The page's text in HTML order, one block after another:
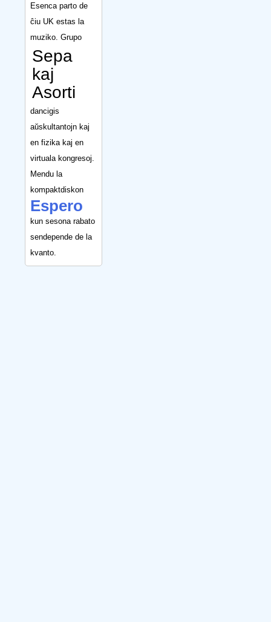
Esenca parto de
ĉiu UK estas la
muziko. Grupo
Sepa
kaj
Asorti
dancigis
aŭskultantojn kaj
en fizika kaj en
virtuala kongresoj.
Mendu la
kompaktdiskon
Espero
kun sesona rabato
sendepende de la
kvanto.